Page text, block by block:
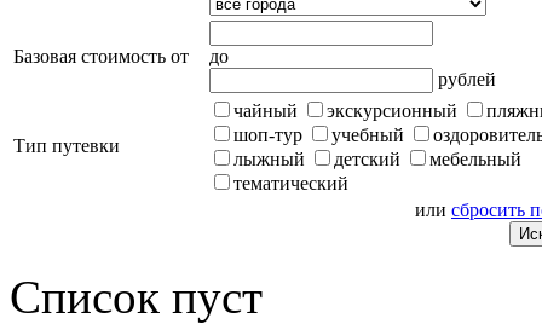
Базовая стоимость от
до
рублей
Тип путевки
чайный экскурсионный
шоп-тур
учебный
лыжный
детский
мебельный
тематический
или сбросить
Список пуст